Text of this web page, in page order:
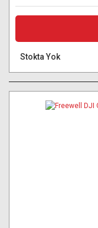
Stokta Yok